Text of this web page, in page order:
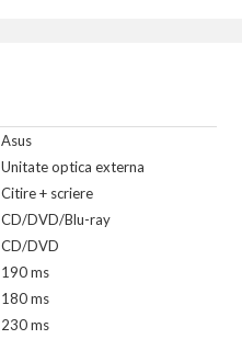
Asus
Unitate optica externa
Citire + scriere
CD/DVD/Blu-ray
CD/DVD
190 ms
180 ms
230 ms